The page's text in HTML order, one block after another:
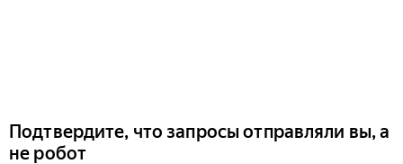
Подтвердите, что запросы отправляли вы, а
не робот